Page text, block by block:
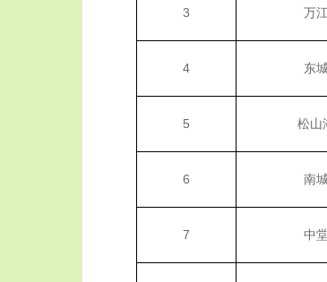
3 万
4 东
5 松山
6 南
7 中